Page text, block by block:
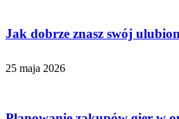
Jak dobrze znasz swój
25 maja 2026